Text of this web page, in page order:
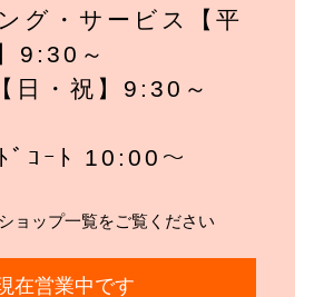
グ・サービス【平
9:30～
日・祝】9:30～
ﾞｺｰﾄ 10:00～
ョップ一覧をご覧ください
在営業中です